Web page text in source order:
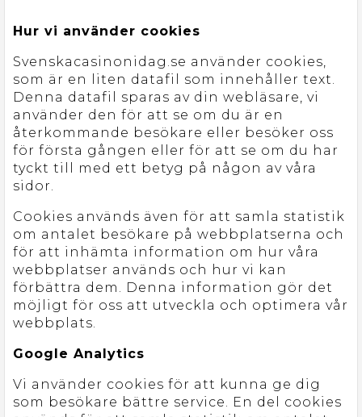
Hur vi använder cookies
Svenskacasinonidag.se använder cookies,
som är en liten datafil som innehåller text.
Denna datafil sparas av din webläsare, vi
använder den för att se om du är en
återkommande besökare eller besöker oss
för första gången eller för att se om du har
tyckt till med ett betyg på någon av våra
sidor.
Cookies används även för att samla statistik
om antalet besökare på webbplatserna och
för att inhämta information om hur våra
webbplatser används och hur vi kan
förbättra dem. Denna information gör det
möjligt för oss att utveckla och optimera vår
webbplats.
Google Analytics
Vi använder cookies för att kunna ge dig
som besökare bättre service. En del cookies